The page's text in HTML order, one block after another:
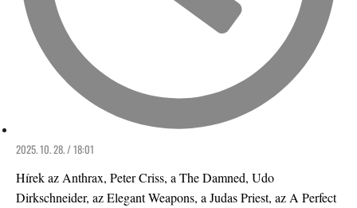
2025. 10. 28. / 18:01
Hírek az Anthrax, Peter Criss, a The Damned, Udo
Dirkschneider, az Elegant Weapons, a Judas Priest, az A Perfect